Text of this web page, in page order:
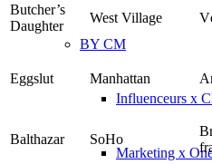
BY CM
Influenceurs x
Marketing x
Butcher’s
Daughter
West Village
Eggslut Manhattan
Balthazar SoHo